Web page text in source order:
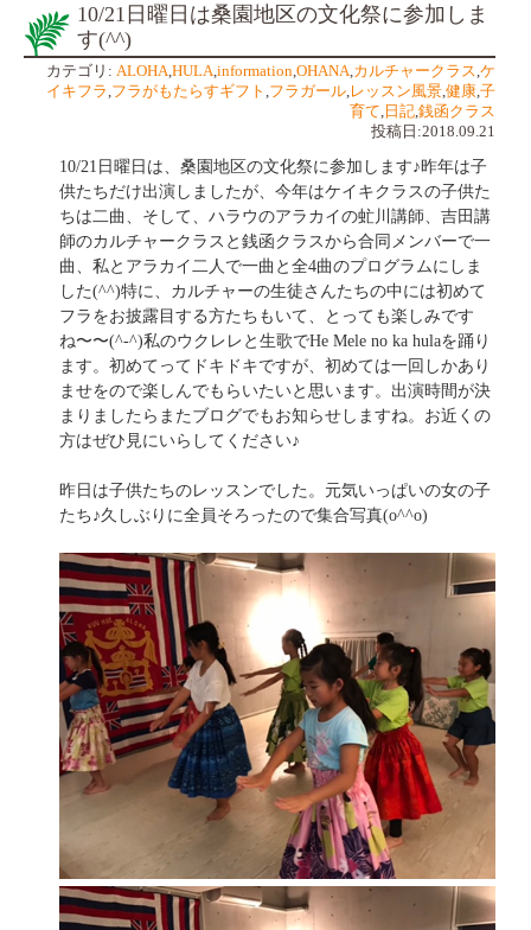
10/21日曜日は桑園地区の文化祭に参加しま
す(^^)
カテゴリ: ALOHA,HULA,information,OHANA,カルチャークラス,ケ
イキフラ,フラがもたらすギフト ,フラガール,レッスン風景,健康,子
育て, 日記,銭函クラス
投稿日:2018.09.21
10/21日曜日は、桑園地区の文化祭に参加します♪昨年は子
供たちだけ出演しましたが、今年はケイキクラスの子供た
ちは二曲、そして、ハラウのアラカイの虻川講師、吉田講
師のカルチャークラスと銭函クラスから合同メンバーで一
曲、私とアラカイ二人で一曲と全4曲のプログラムにしま
した(^^)特に、カルチャーの生徒さんたちの中には初めて
フラをお披露目する方たちもいて、とっても楽しみです
ね〜〜(^-^)私のウクレレと生歌でHe Mele no ka hulaを踊り
ます。初めてってドキドキですが、初めては一回しかあり
ませをので楽しんでもらいたいと思います。出演時間が決
まりましたらまたブログでもお知らせしますね。お近くの
方はぜひ見にいらしてください♪
昨日は子供たちのレッスンでした。元気いっぱいの女の子
たち♪久しぶりに全員そろったので集合写真(o^^o)